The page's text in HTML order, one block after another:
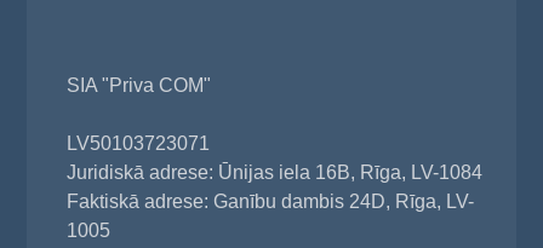
SIA "Priva COM"
LV50103723071
Juridiskā adrese: Ūnijas iela 16B, Rīga, LV-1084
Faktiskā adrese: Ganību dambis 24D, Rīga, LV-
1005